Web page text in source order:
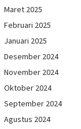
Maret 2025
Februari 2025
Januari 2025
Desember 2024
November 2024
Oktober 2024
September 2024
Agustus 2024